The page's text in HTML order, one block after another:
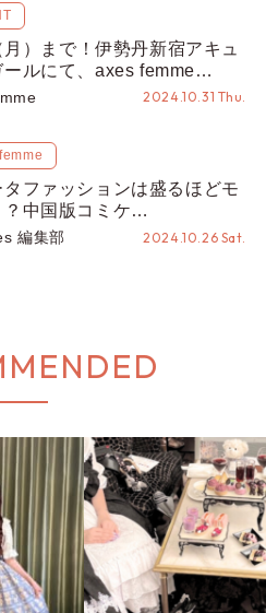
）まで！伊勢丹新宿アキュ
ールにて、axes femme
限定商品や完売商品がお目見
2024.10.31 Thu.
タファッションは盛るほどモ
？中国版コミケ
」で見えた、最新中国
編集部 2024.10.26 Sat.